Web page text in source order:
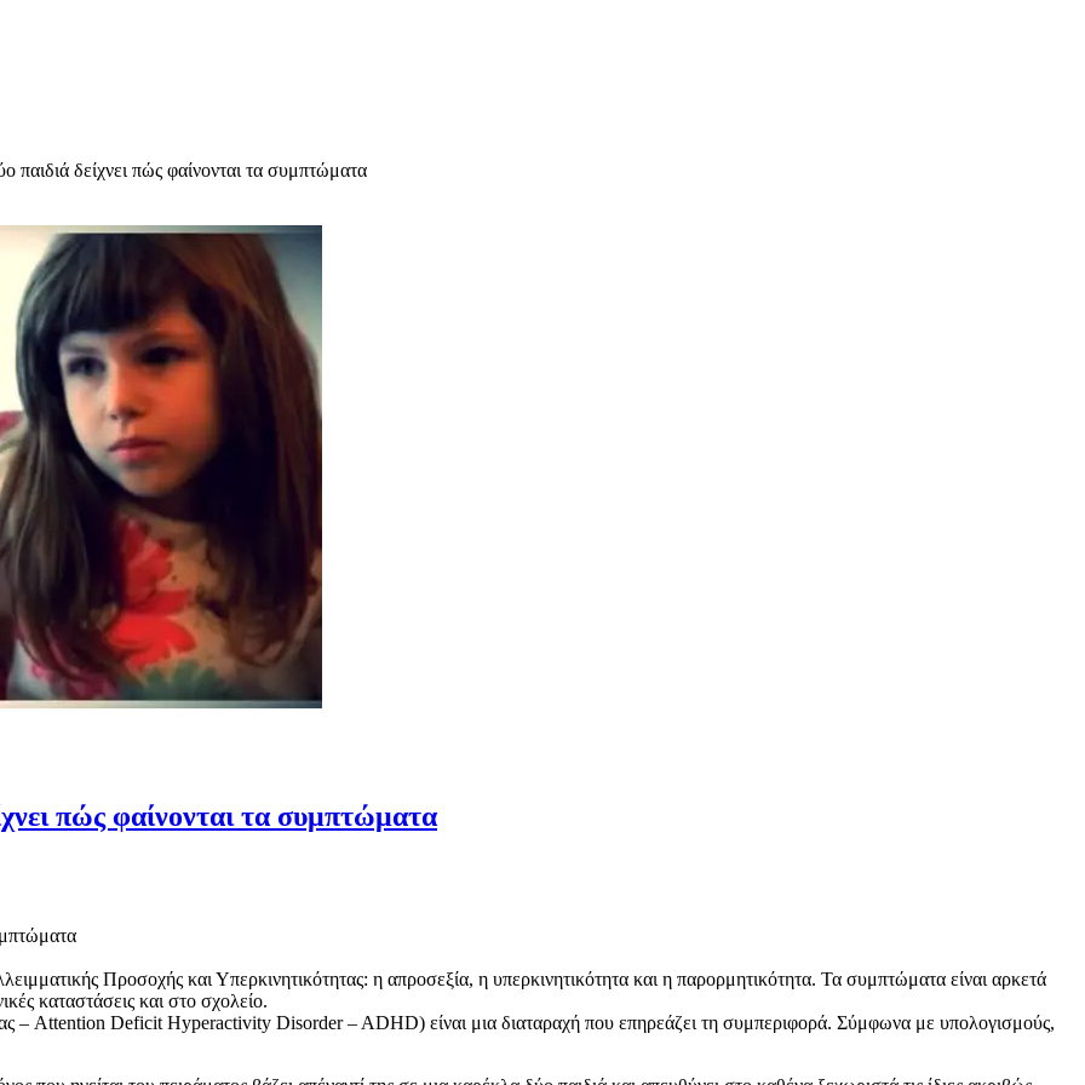
παιδιά δείχνει πώς φαίνονται τα συμπτώματα
πώς φαίνονται τα συμπτώματα
Προσοχής και Υπερκινητικότητας: η απροσεξία, η υπερκινητικότητα και η παρορμητικότητα. Τα συμπτώματα είναι αρκετά
καταστάσεις και στο σχολείο.
– Attention Deficit Hyperactivity Disorder – ADHD) είναι μια διαταραχή που επηρεάζει τη συμπεριφορά. Σύμφωνα με υπολογισμούς,